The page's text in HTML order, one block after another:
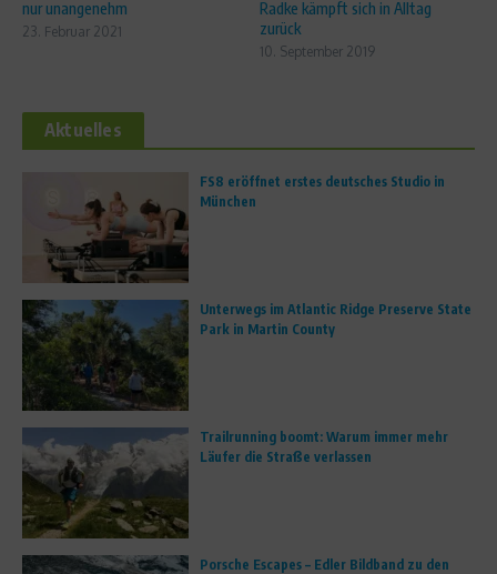
nur unangenehm
23. Februar 2021
Radke kämpft sich in Alltag
zurück
10. September 2019
Aktuelles
FS8 eröffnet erstes deutsches Studio in
München
Unterwegs im Atlantic Ridge Preserve State
Park in Martin County
Trailrunning boomt: Warum immer mehr
Läufer die Straße verlassen
Porsche Escapes – Edler Bildband zu den